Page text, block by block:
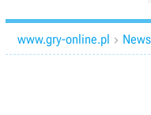
www.gry-online.pl 